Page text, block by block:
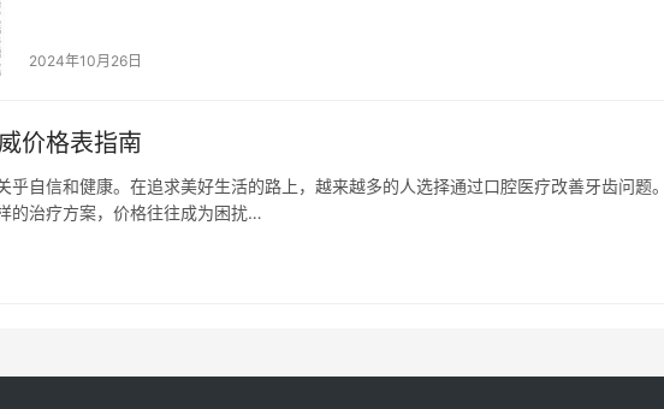
2024年10月26日
价格表指南
乎自信和健康。在追求美好生活的路上，越来越多的人选择通过口腔医疗改善牙齿问题
的治疗方案，价格往往成为困扰…